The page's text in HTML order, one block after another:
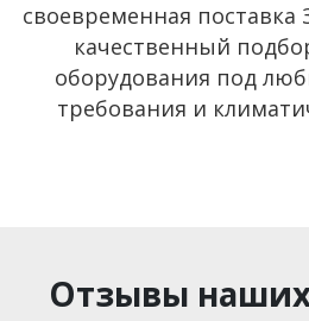
своевременная поставка
качественный
оборудования под
требования и
Отзывы